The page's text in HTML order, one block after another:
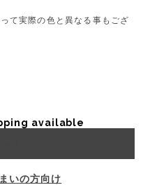
て実際の色と異なる事もござ
available
いの方向け